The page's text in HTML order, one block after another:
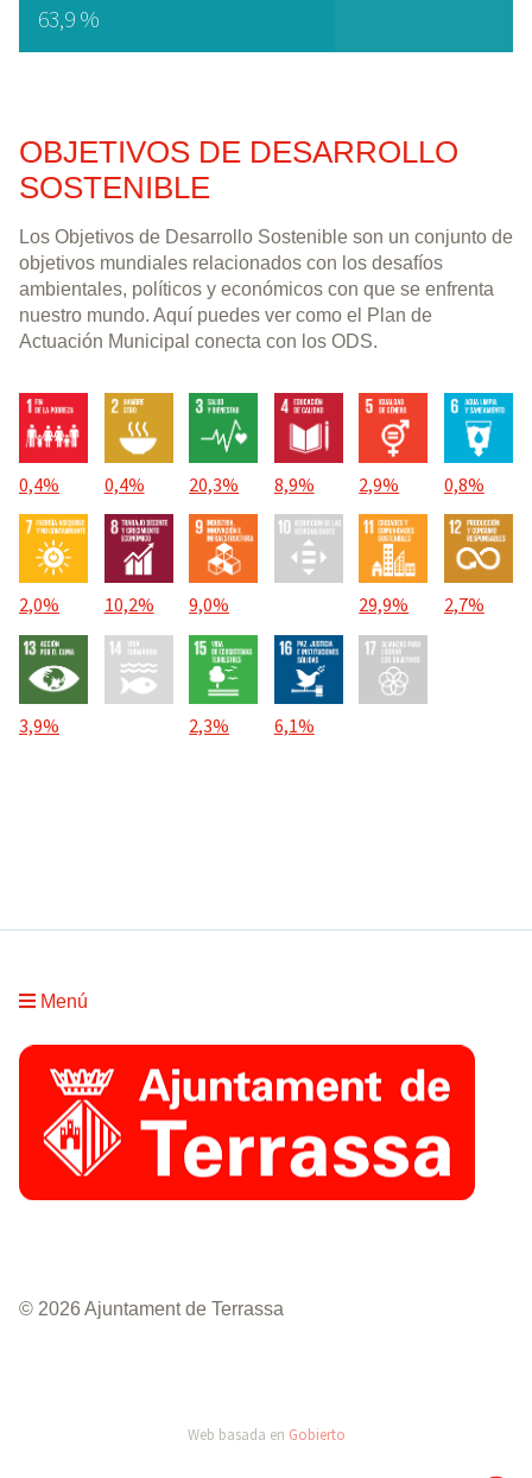
63,9 %
OBJETIVOS DE DESARROLLO
SOSTENIBLE
Los Objetivos de Desarrollo Sostenible son un conjunto de
objetivos mundiales relacionados con los desafíos
ambientales, políticos y económicos con que se enfrenta
nuestro mundo. Aquí puedes ver como el Plan de
Actuación Municipal conecta con los ODS.
0,4% 0,4% 20,3% 8,9% 2,9% 0,8%
2,0% 10,2% 9,0% 29,9% 2,7%
3,9% 2,3% 6,1%
Menú
© 2026 Ajuntament de Terrassa
Web basada en Gobierto